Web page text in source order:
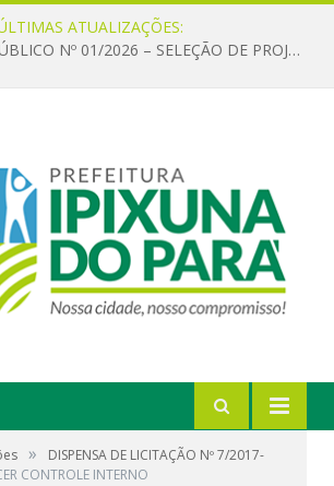
ATUALIZAÇÕES:
CHAMAMENTO PÚBLICO Nº 01/2026 – SELEÇÃO DE PROJETOS PARA FIRMAR TERMO DE EXECUÇÃO CULTURAL COM RECURSOS DA POLÍTICA NACIONAL ALDIR BLANC DE FOMENTO À CULTURA – PNAB (LEI Nº 14.399/2022)
»
DISPENSA DE LICITAÇÃO Nº 7/2017-
CONTROLE INTERNO